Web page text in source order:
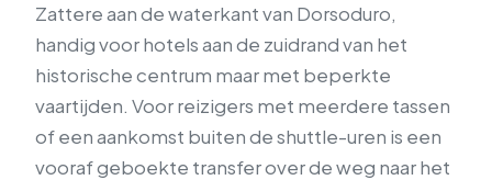
Zattere aan de waterkant van Dorsoduro,
handig voor hotels aan de zuidrand van het
historische centrum maar met beperkte
vaartijden. Voor reizigers met meerdere tassen
of een aankomst buiten de shuttle-uren is een
vooraf geboekte transfer over de weg naar het